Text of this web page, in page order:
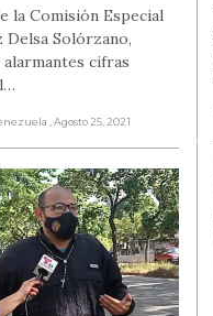
la Comisión Especial
Delsa Solórzano,
cifras
, Agosto 25, 2021